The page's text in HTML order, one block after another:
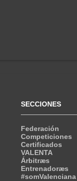
SECCIONES
Federación
Competiciones
Certificados
VALENTA
Árbitræs
Entrenadoræs
#somValenciana